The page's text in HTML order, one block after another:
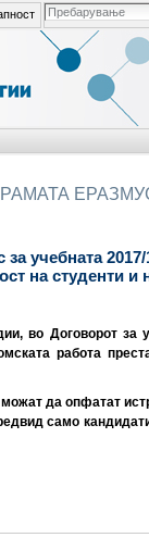
пребарување ел.
напредно
учебната 2017/
на студенти и
во Договорот
работа
да опфатат
само